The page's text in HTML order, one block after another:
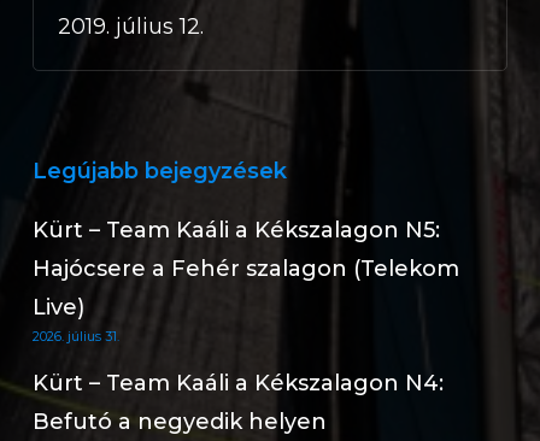
2019. július 12.
Legújabb bejegyzések
Kürt – Team Kaáli a Kékszalagon N5:
Hajócsere a Fehér szalagon (Telekom
Live)
2026. július 31.
Kürt – Team Kaáli a Kékszalagon N4:
Befutó a negyedik helyen